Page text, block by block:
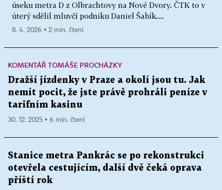
úseku metra D z Olbrachtovy na Nové Dvory. ČTK to v
úterý sdělil mluvčí podniku Daniel Šabík....
8. 4. 2026 ▪ 2 min. čtení
KOMENTÁŘ TOMÁŠE PROCHÁZKY
Dražší jízdenky v Praze a okolí jsou tu. Jak
nemít pocit, že jste právě prohráli peníze v
tarifním kasinu
30. 12. 2025 ▪ 6 min. čtení
Stanice metra Pankrác se po rekonstrukci
otevřela cestujícím, další dvě čeká oprava
příští rok